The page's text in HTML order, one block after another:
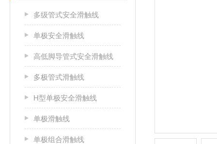
多级管式安全滑触线
单极安全滑触线
高低脚导管式安全滑触线
多极管式滑触线
H型单极安全滑触线
单极滑触线
单极组合滑触线